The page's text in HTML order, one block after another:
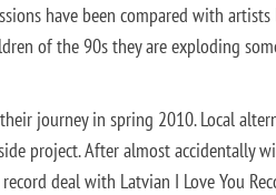
have been compared with artists
of the 90s they are exploding
journey in spring 2010. Local
project. After almost accidentally
deal with Latvian I Love You